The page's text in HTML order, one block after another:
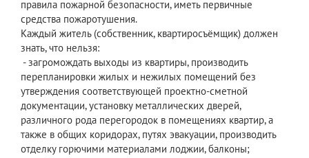
правила пожарной безопасности, иметь первичные
средства пожаротушения.
Каждый житель (собственник, квартиросъёмщик) должен
знать, что нельзя:
- загромождать выходы из квартиры, производить
перепланировки жилых и нежилых помещений без
утверждения соответствующей проектно-сметной
документации, установку металлических дверей,
различного рода перегородок в помещениях квартир, а
также в общих коридорах, путях эвакуации, производить
отделку горючими материалами лоджии, балконы;